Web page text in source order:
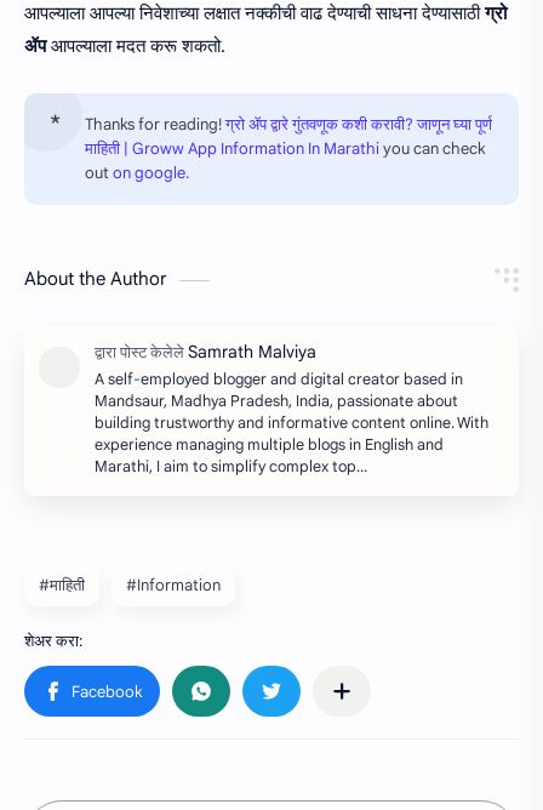
आपल्याला आपल्या निवेशाच्या लक्षात नक्कीची वाढ देण्याची साधना देण्यासाठीग्रो
ॲपआपल्याला मदत करू शकतो.
Thanks for reading!ग्रो ॲप द्वारे गुंतवणूक कशी करावी? जाणून घ्या पूर्ण
माहिती | Groww App Information In Marathiyou can check
outon google.
About the Author
A self-employed blogger and digital creator based in
Mandsaur, Madhya Pradesh, India, passionate about
building trustworthy and informative content online. With
experience managing multiple blogs in English and
Marathi, I aim to simplify complex top…
#माहिती #Information